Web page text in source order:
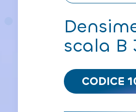
scala
CODICE